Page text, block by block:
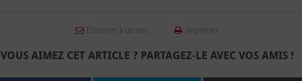
Envoyer à un ami Imprimer
VOUS AIMEZ CET ARTICLE ? PARTAGEZ-LE AVEC VOS AMIS !